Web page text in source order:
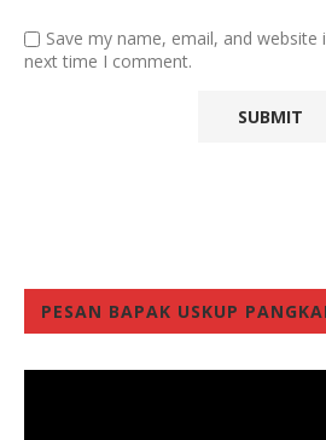
Save my name, email, and
next time I comment.
PESAN BAPAK USKUP